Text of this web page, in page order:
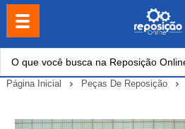
Página Inicial Peças De Reposição